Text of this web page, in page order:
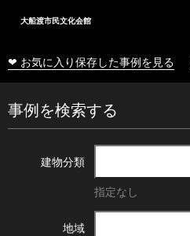
大船渡市民文化会館
❤ お気に入り保存した事例を見る
事例を検索する
建物分類
指定なし
地域